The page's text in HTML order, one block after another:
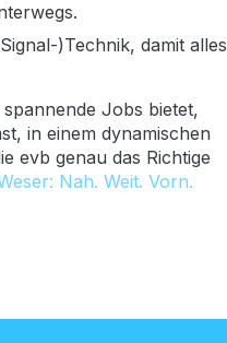
)Technik, damit alles
Jobs bietet,
in einem dynamischen
evb genau das Richtige
Nah. Weit. Vorn.